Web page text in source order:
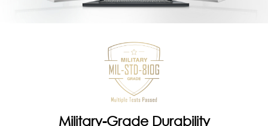
Military-Grade Durability